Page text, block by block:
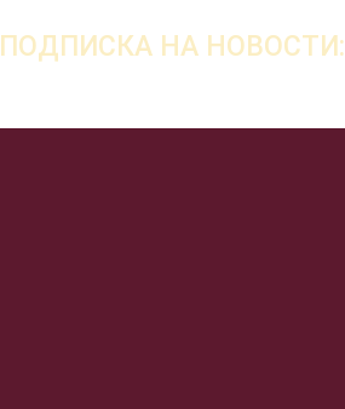
ПОДПИСКА НА НОВОСТИ: